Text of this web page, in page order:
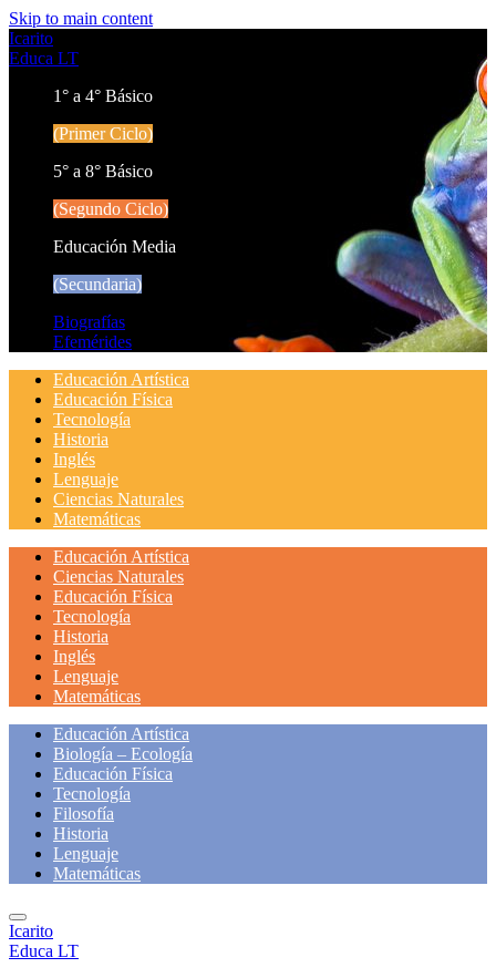
Skip to main content
Icarito
Educa LT
1° a 4° Básico
(Primer Ciclo)
5° a 8° Básico
(Segundo Ciclo)
Educación Media
(Secundaria)
Biografías
Efemérides
Educación Artística
Educación Física
Tecnología
Historia
Inglés
Lenguaje
Ciencias Naturales
Matemáticas
Educación Artística
Ciencias Naturales
Educación Física
Tecnología
Historia
Inglés
Lenguaje
Matemáticas
Educación Artística
Biología – Ecología
Educación Física
Tecnología
Filosofía
Historia
Lenguaje
Matemáticas
Icarito
Educa LT